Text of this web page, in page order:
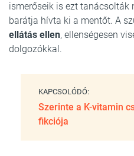
ismerőseik is ezt tanácsolták
barátja hívta ki a mentőt. A
ellátás ellen, ellenségesen
dolgozókkal.
KAPCSOLÓDÓ:
Szerinte a K-vitamin
fikciója